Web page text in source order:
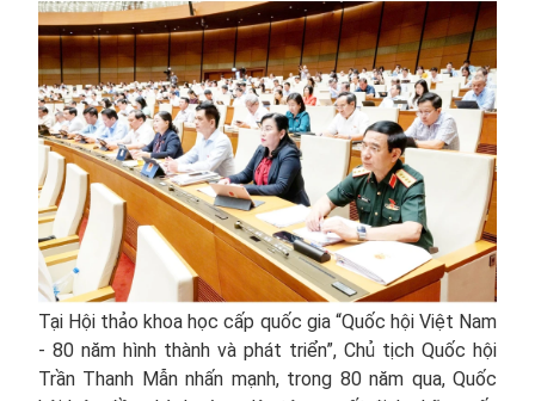
Tại Hội thảo khoa học cấp quốc gia “Quốc hội Việt Nam
- 80 năm hình thành và phát triển”, Chủ tịch Quốc hội
Trần Thanh Mẫn nhấn mạnh, trong 80 năm qua, Quốc